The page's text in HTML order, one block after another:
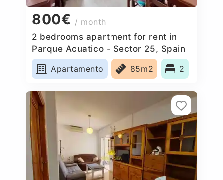
800€ / month
2 bedrooms apartment for rent in
Parque Acuatico - Sector 25, Spain
Apartamento
85m2 2